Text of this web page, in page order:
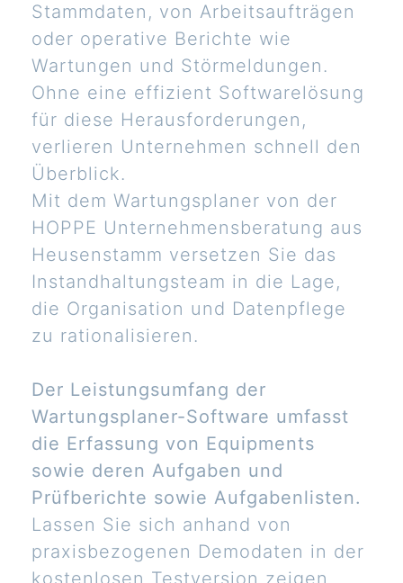
Stammdaten, von Arbeitsaufträgen
oder operative Berichte wie
Wartungen und Störmeldungen.
Ohne eine effizient Softwarelösung
für diese Herausforderungen,
verlieren Unternehmen schnell den
Überblick.
Mit dem Wartungsplaner von der
HOPPE Unternehmensberatung aus
Heusenstamm versetzen Sie das
Instandhaltungsteam in die Lage,
die Organisation und Datenpflege
zu rationalisieren.
Der Leistungsumfang der
Wartungsplaner-Software umfasst
die Erfassung von Equipments
sowie deren Aufgaben und
Prüfberichte sowie Aufgabenlisten.
Lassen Sie sich anhand von
praxisbezogenen Demodaten in der